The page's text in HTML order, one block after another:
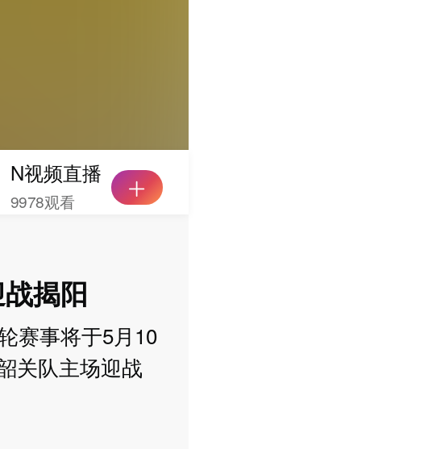
N视频直播
9978观看
揭阳
赛事将于5月10
关队主场迎战